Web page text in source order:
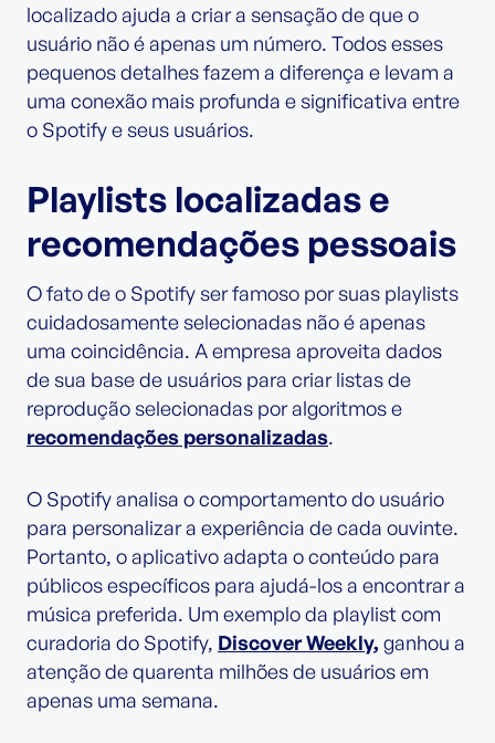
localizado ajuda a criar a sensação de que o
usuário não é apenas um número. Todos esses
pequenos detalhes fazem a diferença e levam a
uma conexão mais profunda e significativa entre
o Spotify e seus usuários.
Playlists localizadas e
recomendações pessoais
O fato de o Spotify ser famoso por suas playlists
cuidadosamente selecionadas não é apenas
uma coincidência. A empresa aproveita dados
de sua base de usuários para criar listas de
reprodução selecionadas por algoritmos e
recomendações personalizadas.
O Spotify analisa o comportamento do usuário
para personalizar a experiência de cada ouvinte.
Portanto, o aplicativo adapta o conteúdo para
públicos específicos para ajudá-los a encontrar a
música preferida. Um exemplo da playlist com
curadoria do Spotify, Discover Weekly, ganhou a
atenção de quarenta milhões de usuários em
apenas uma semana.